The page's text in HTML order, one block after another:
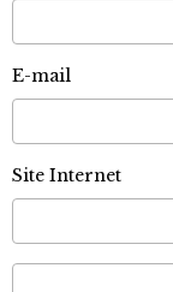
E-mail
Site Internet